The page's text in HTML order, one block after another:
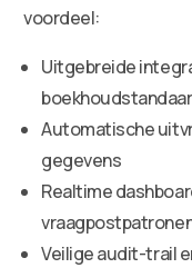
voordeel:
Uitgebreide
Automatische
gegevens
Realtime
Veilige audit-trail